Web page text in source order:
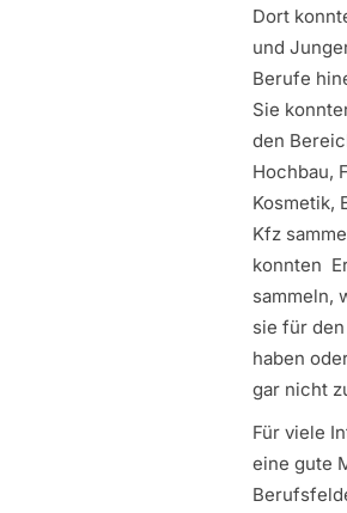
Dort
und
Berufe
Sie
den
Hochbau,
Kosmetik,
Kfz
konnten
sammeln,
sie für
haben
gar nicht
Für viele
eine gute